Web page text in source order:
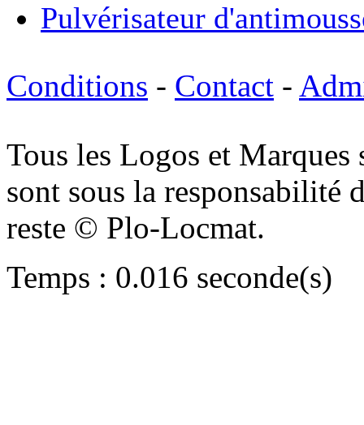
Pulvérisateur
Conditions - Contact -
Tous les Logos et Marques
sont sous la responsabilité
reste © Plo-Locmat.
Temps : 0.016 seconde(s)